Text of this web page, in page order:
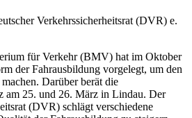
Verkehrssicherheitsrat (DVR) e.
für Verkehr (BMV) hat im Oktober
der Fahrausbildung vorgelegt, um den
Darüber berät die
am 25. und 26. März in Lindau. Der
(DVR) schlägt verschiedene